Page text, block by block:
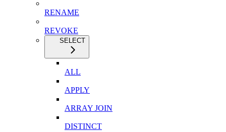
RENAME
REVOKE
SELECT
ALL
APPLY
ARRAY JOIN
DISTINCT